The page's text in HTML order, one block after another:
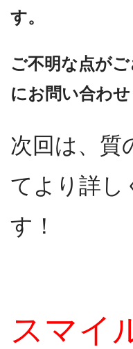
す。
ご不明な点が
にお問い合わ
次回は、質
てより詳し
す！
スマイ